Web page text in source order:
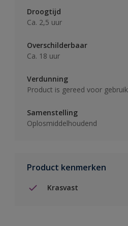
Droogtijd
Ca. 2,5 uur
Overschilderbaar
Ca. 18 uur
Verdunning
Product is gereed voor gebruik
Samenstelling
Oplosmiddelhoudend
Product kenmerken
Krasvast